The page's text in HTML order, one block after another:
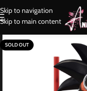
Skip to navigation
Skip to main content
SOLD OUT